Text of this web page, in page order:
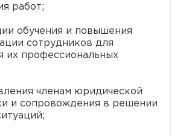
работ;
обучения и повышения
сотрудников для
их профессиональных
членам юридической
и сопровождения в решении